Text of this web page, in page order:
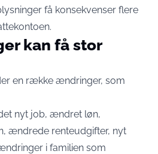
få konsekvenser flere
kan få stor
en række ændringer, som
nyt job, ændret løn,
ændrede renteudgifter, nyt
i familien som